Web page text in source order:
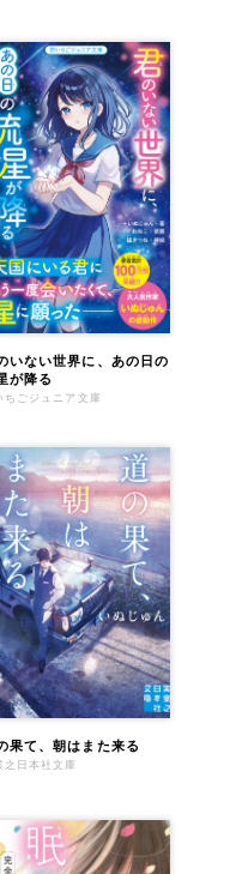
いない世界に、あの日の
が降る
ちごジュニア文庫
果て、朝はまた来る
之日本社文庫